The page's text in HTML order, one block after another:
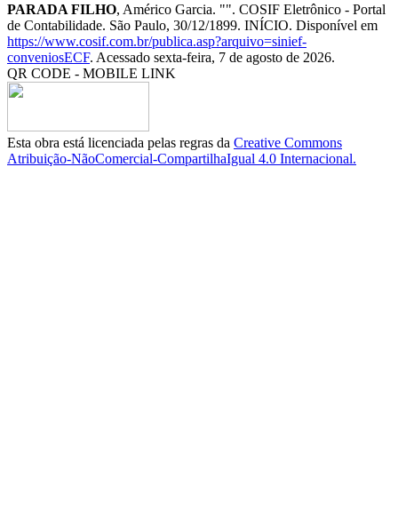
PARADA FILHO, Américo Garcia. "". COSIF Eletrônico - Portal
de Contabilidade. São Paulo, 30/12/1899. INÍCIO. Disponível em
https://www.cosif.com.br/publica.asp?arquivo=sinief-
conveniosECF. Acessado sexta-feira, 7 de agosto de 2026.
QR CODE - MOBILE LINK
Esta obra está licenciada pelas regras da Creative Commons
Atribuição-NãoComercial-CompartilhaIgual 4.0 Internacional.